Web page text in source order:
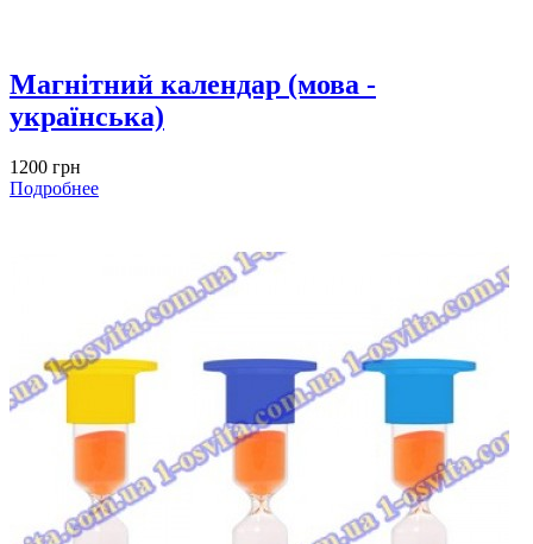
Магнітний календар (мова -
українська)
1200 грн
Подробнее